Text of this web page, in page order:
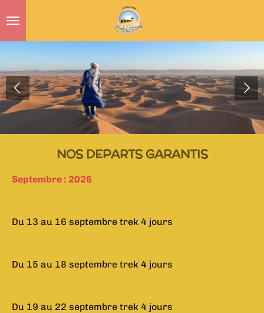
NOS DEPARTS GARANTIS
Septembre : 2026
Du 13 au 16 septembre trek 4 jours
Du 15 au 18 septembre trek 4 jours
Du 19 au 22 septembre trek 4 jours